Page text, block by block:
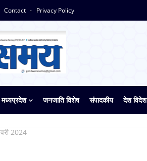
Contact Privacy Policy
मध्यप्रदेश जनजाति विशेष संपादकीय देश विदेश
2024